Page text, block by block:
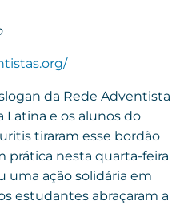
da Rede Adventista
Latina e os alunos do
tiraram esse bordão
prática nesta quarta-feira
uma ação solidária em
estudantes abraçaram a